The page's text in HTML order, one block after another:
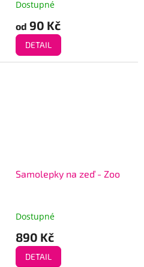
Dostupné
od 90 Kč
DETAIL
Samolepky na zeď - Zoo
Dostupné
890 Kč
DETAIL